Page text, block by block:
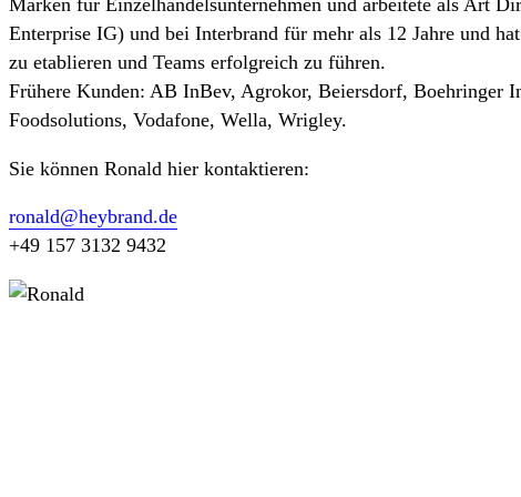
Enterprise IG) und bei Interbrand für mehr als 12 Jahre und
zu etablieren und Teams erfolgreich zu führen.
Frühere Kunden: AB InBev, Agrokor, Beiersdorf,
Foodsolutions, Vodafone, Wella, Wrigley.
Sie können Ronald hier kontaktieren:
ronald@heybrand.de
+49 157 3132 9432